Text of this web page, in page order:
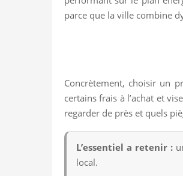
parce que la ville combine
Concrètement, choisir un
certains frais à l’achat et
regarder de près et quels
L’essentiel a retenir :
local.